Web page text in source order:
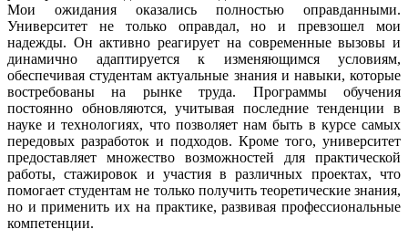
Мои ожидания оказались полностью оправданными.
Университет не только оправдал, но и превзошел мои
надежды. Он активно реагирует на современные вызовы и
динамично адаптируется к изменяющимся условиям,
обеспечивая студентам актуальные знания и навыки, которые
востребованы на рынке труда. Программы обучения
постоянно обновляются, учитывая последние тенденции в
науке и технологиях, что позволяет нам быть в курсе самых
передовых разработок и подходов. Кроме того, университет
предоставляет множество возможностей для практической
работы, стажировок и участия в различных проектах, что
помогает студентам не только получить теоретические знания,
но и применить их на практике, развивая профессиональные
компетенции.